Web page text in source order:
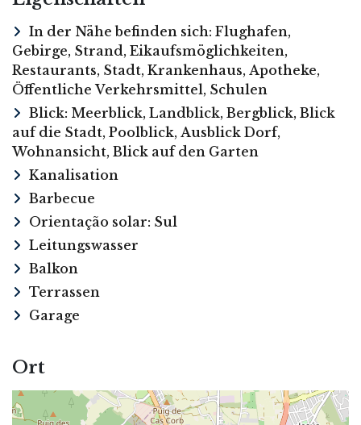
In der Nähe befinden sich: Flughafen,
Gebirge, Strand, Eikaufsmöglichkeiten,
Restaurants, Stadt, Krankenhaus, Apotheke,
Öffentliche Verkehrsmittel, Schulen
Blick: Meerblick, Landblick, Bergblick, Blick
auf die Stadt, Poolblick, Ausblick Dorf,
Wohnansicht, Blick auf den Garten
Kanalisation
Barbecue
Orientação solar: Sul
Leitungswasser
Balkon
Terrassen
Garage
Ort